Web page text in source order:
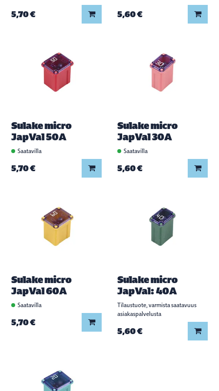
5,70 € Lisää koriin
5,60 €
Sulake micro
JapVal 50A
Saatavilla
5,70 € Lisää koriin
Sulake micro
JapVal 30A
Saatavilla
5,60 €
Sulake micro
JapVal 60A
Saatavilla
5,70 € Lisää koriin
Sulake micro
JapVal: 40A
Tilaustuote, varmista saatavuus
asiakaspalvelusta
5,60 €